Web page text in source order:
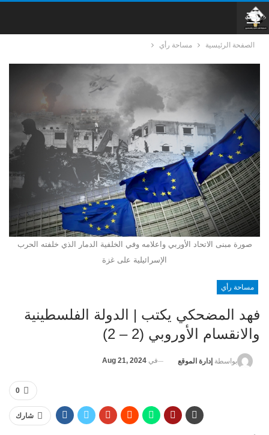
الصفحة الرئيسية مساحة رأي
صورة مبنى الاتحاد الأوربي واعلامه وفي الخلفية الدمار الذي خلفته الحرب
الإسرائيلية على غزة
مساحة رأي
فهد المضحكي يكتب | الدولة الفلسطينية
والانقسام الأوروبي (2 – 2)
بواسطة إدارة الموقع في Aug 21, 2024
0
شارك